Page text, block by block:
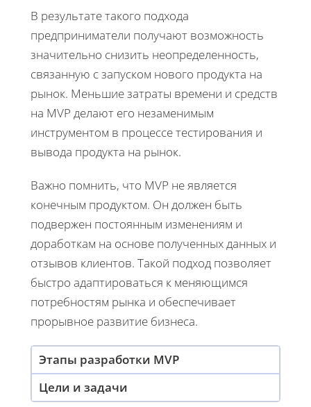
В результате такого подхода
предприниматели получают возможность
значительно снизить неопределенность,
связанную с запуском нового продукта на
рынок. Меньшие затраты времени и средств
на MVP делают его незаменимым
инструментом в процессе тестирования и
вывода продукта на рынок.
Важно помнить, что MVP не является
конечным продуктом. Он должен быть
подвержен постоянным изменениям и
доработкам на основе полученных данных и
отзывов клиентов. Такой подход позволяет
быстро адаптироваться к меняющимся
потребностям рынка и обеспечивает
прорывное развитие бизнеса.
Этапы разработки MVP
Цели и задачи